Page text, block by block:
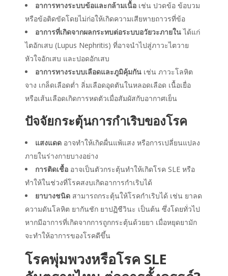
อาการทางระบบข้อและกล้ามเนื้อ เช่น ปวดข้อ ข้อบวม
หรือข้อติดขัดโดยไม่ก่อให้เกิดความเสียหายถาวรที่ข้อ
อาการที่เกิดจากผลกระทบต่อระบบอวัยวะภายในได้แก่
ไตอักเสบ (Lupus Nephritis) ที่อาจนำไปสู่ภาวะไตวาย
หัวใจอักเสบ และปอดอักเสบ
อาการทางระบบเลือดและภูมิคุ้มกัน เช่น ภาวะโลหิต
จาง เกล็ดเลือดต่ำ ลิ่มเลือดอุดตันในหลอดเลือด เนื้อเยื่อ
หรือเส้นเลือดเกิดการหดตัวเมื่อสัมผัสกับอากาศเย็น
ปัจจัยกระตุ้นการกำเริบของโรค
แสงแดด อาจทำให้เกิดผื่นแพ้แสง หรือการเปลี่ยนแปลง
ภายในร่างกายบางอย่าง
การติดเชื้อ อาจเป็นตัวกระตุ้นทำให้เกิดโรค SLE หรือ
ทำให้ในช่วงที่โรคสงบเกิดอาการกำเริบได้
ยาบางชนิด สามารถกระตุ้นให้โรคกำเริบได้ เช่น ยาลด
ความดันโลหิต ยากันชัก ยาปฏิชีวินะ เป็นต้น ซึ่งโดยทั่วไป
หากมีอาการที่เกิดจากการถูกกระตุ้นด้วยยา เมื่อหยุดยามัก
จะทำให้อาการของโรคดีขึ้น
โรคพุ่มพวงหรือโรค SLE